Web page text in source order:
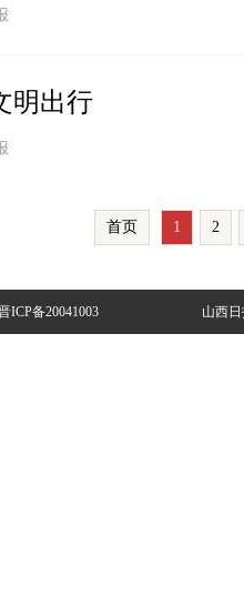
明出行
首页 1 2
ICP备20041003 山西